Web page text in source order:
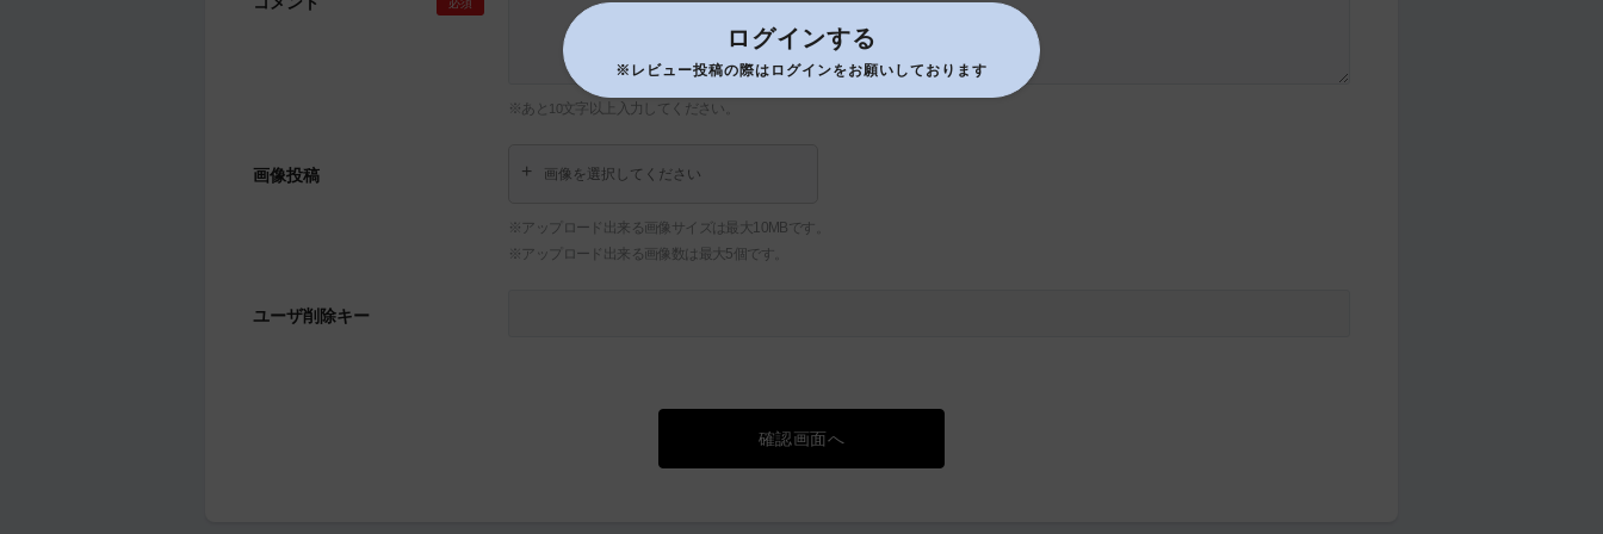
必須
※あと 10 文字以上入力してください。
画像投稿 画像を選択してください
※アップロード出来る画像サイズは最大10MBです。
※アップロード出来る画像数は最大5個です。
ユーザ削除キー
確認画面へ
ログインする
※レビュー投稿の際はログインをお願いしております